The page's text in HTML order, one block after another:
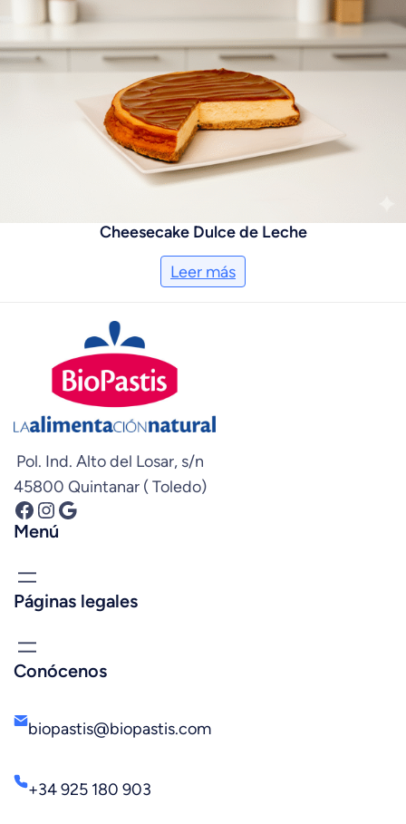
Cheesecake Dulce de Leche
Leer más
Pol. Ind. Alto del Losar, s/n
45800 Quintanar ( Toledo)
Facebook InstagramGoogle
Menú
Páginas legales
Conócenos
biopastis@biopastis.com
+34 925 180 903